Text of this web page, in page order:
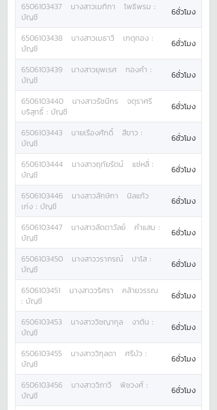
6506103437 นางสาวเมทิกา โพธิพรม :
บัญชี
6ชั่วโมง
6506103438 นางสาวเมธาวี เกตุทอง :
บัญชี
6ชั่วโมง
6506103439 นางสาวยุพเรศ ทองคำ :
บัญชี
6ชั่วโมง
6506103440 นางสาวรัชนีกร
จตุราศรี
บริสุทธิ์ : บัญชี 6ชั่วโมง
6506103443 นายเรืองศักดิ์ สีขาว :
บัญชี
6ชั่วโมง
6506103444 นางสาวฤทัยรัตน์ แซ่หลี่ :
บัญชี
6ชั่วโมง
6506103446 นางสาวลักษิกา
นิลแก้ว
เก่ง : บัญชี 6ชั่วโมง
6506103447 นางสาวลัดดาวัลย์ คำแสน :
บัญชี
6ชั่วโมง
6506103450 นางสาววราภรณ์ ปาโส :
บัญชี
6ชั่วโมง
6506103451 นางสาววริศรา
คล้ายวรรณ
: บัญชี 6ชั่วโมง
6506103453 นางสาววิชญากุล งาต้น :
บัญชี
6ชั่วโมง
6506103455 นางสาววิฑุลดา ศรีบัว :
บัญชี
6ชั่วโมง
6506103456 นางสาววิภาวี พิชวงศ์ :
บัญชี
6ชั่วโมง